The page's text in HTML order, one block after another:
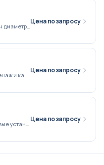
Цена по запросу
Цена по запросу
Цена по запросу